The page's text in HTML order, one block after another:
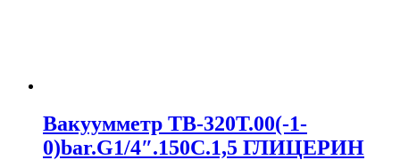
Вакуумметр ТВ-320Т.00(-1-
0)bar.G1/4″.150С.1,5 ГЛИЦЕРИН